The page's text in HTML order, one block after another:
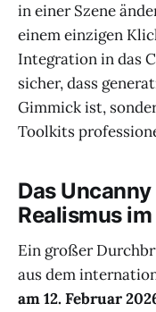
in einer Szene
einem einzigen
Integration in das
sicher, dass
Gimmick ist,
Toolkits
Das
Realismus
Ein großer
aus dem
am 12. Februar